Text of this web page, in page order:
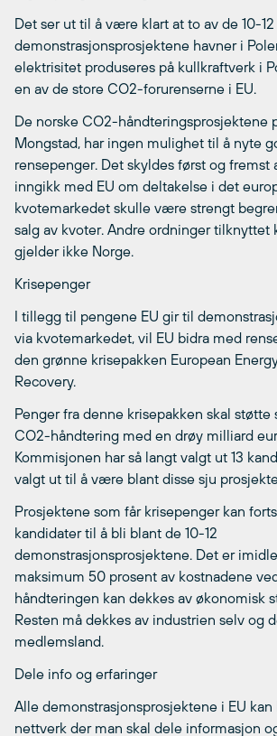
Det ser ut til å være klart at to av de 10-12
demonstrasjonsprosjektene havner i
elektrisitet produseres på kullkraftverk i
en av de store CO2-forurenserne i EU.
De norske CO2-håndteringsprosjektene
Mongstad, har ingen mulighet til å nyte
rensepenger. Det skyldes først og fremst
inngikk med EU om deltakelse i det
kvotemarkedet skulle være strengt
salg av kvoter. Andre ordninger tilknyttet
gjelder ikke Norge.
Krisepenger
I tillegg til pengene EU gir til
via kvotemarkedet, vil EU bidra med
den grønne krisepakken European
Recovery.
Penger fra denne krisepakken skal støtte
CO2-håndtering med en drøy milliard
Kommisjonen har så langt valgt ut 13
valgt ut til å være blant disse sju
Prosjektene som får krisepenger kan
kandidater til å bli blant de 10-12
demonstrasjonsprosjektene. Det er
maksimum 50 prosent av kostnadene
håndteringen kan dekkes av økonomisk
Resten må dekkes av industrien selv og
medlemsland.
Dele info og erfaringer
Alle demonstrasjonsprosjektene i EU
nettverk der man skal dele informasjon